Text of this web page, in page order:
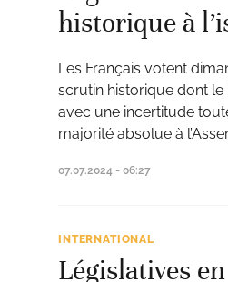
historique à
Les Français votent
scrutin historique dont le
avec une incertitude
majorité absolue à
07.07.2024 - 06:27
INTERNATIONAL
Législatives